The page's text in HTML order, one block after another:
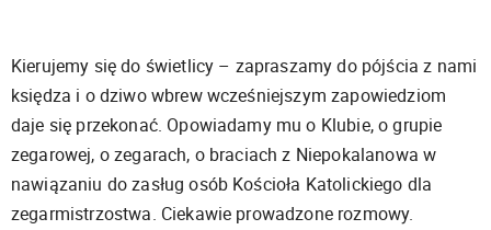
Kierujemy się do świetlicy – zapraszamy do pójścia z nami
księdza i o dziwo wbrew wcześniejszym zapowiedziom
daje się przekonać. Opowiadamy mu o Klubie, o grupie
zegarowej, o zegarach, o braciach z Niepokalanowa w
nawiązaniu do zasług osób Kościoła Katolickiego dla
zegarmistrzostwa. Ciekawie prowadzone rozmowy.